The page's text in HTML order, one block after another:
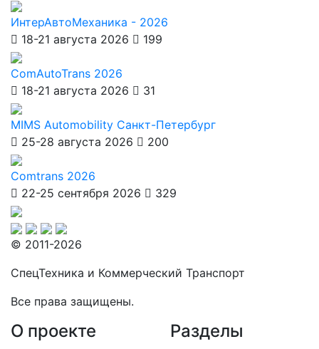
ИнтерАвтоМеханика - 2026
18-21 августа 2026
199
ComAutoTrans 2026
18-21 августа 2026
31
MIMS Automobility Санкт-Петербург
25-28 августа 2026
200
Comtrans 2026
22-25 сентября 2026
329
© 2011-2026
СпецТехника и Коммерческий Транспорт
Все права защищены.
О проекте Разделы